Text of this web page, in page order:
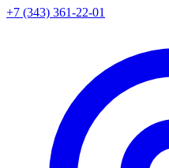
+7 (343) 361-22-01